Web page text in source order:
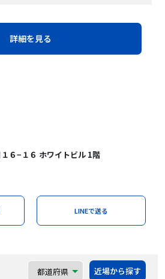
詳細を見る
６−１６ ホワイトビル 1階
LINEで送る
近場から探す